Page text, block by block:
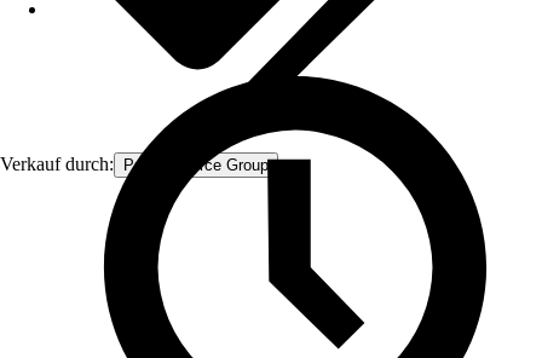
Verkauf durch: Procommerce Group